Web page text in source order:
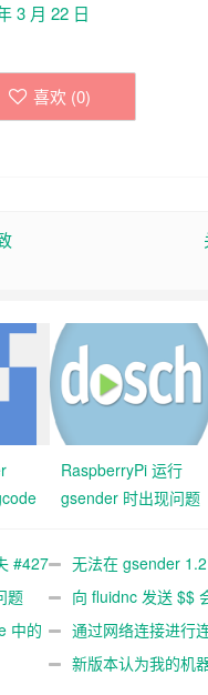
3 月 22 日
喜欢 (0)
RaspberryPi 运行
gsender 时出现问题
#427
无法在 gsender
#367
题
向 fluidnc 发送 $$
#473
中的
通过网络连接进行
新版本认为我的机